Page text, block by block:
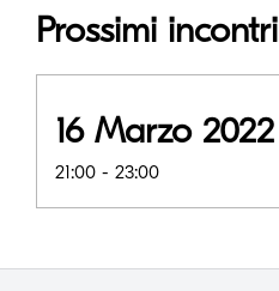
Prossimi incontri
16 Marzo 2022
21:00 - 23:00